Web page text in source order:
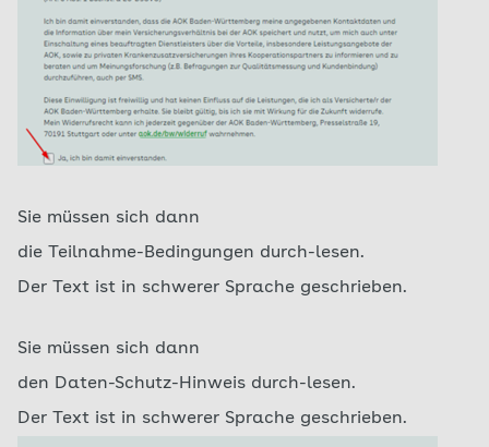
Sie müssen sich dann
die Teilnahme-Bedingungen durch-lesen.
Der Text ist in schwerer Sprache geschrieben.
Sie müssen sich dann
den Daten-Schutz-Hinweis durch-lesen.
Der Text ist in schwerer Sprache geschrieben.